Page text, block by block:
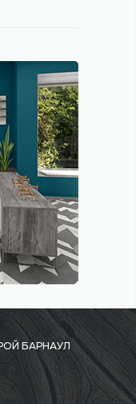
БАРНАУЛ